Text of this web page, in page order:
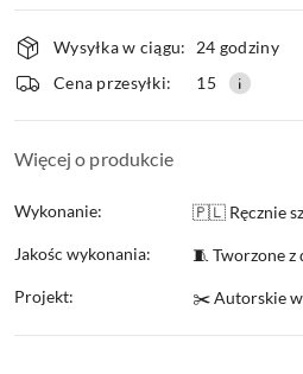
i
dostawa
Wysyłka w ciągu:
24 godziny
Cena przesyłki:
15
Więcej o produkcie
Wykonanie: 🇵🇱 Ręcznie
Jakośc wykonania: 🧵 Tworzone z
Projekt: ✂️ Autorskie